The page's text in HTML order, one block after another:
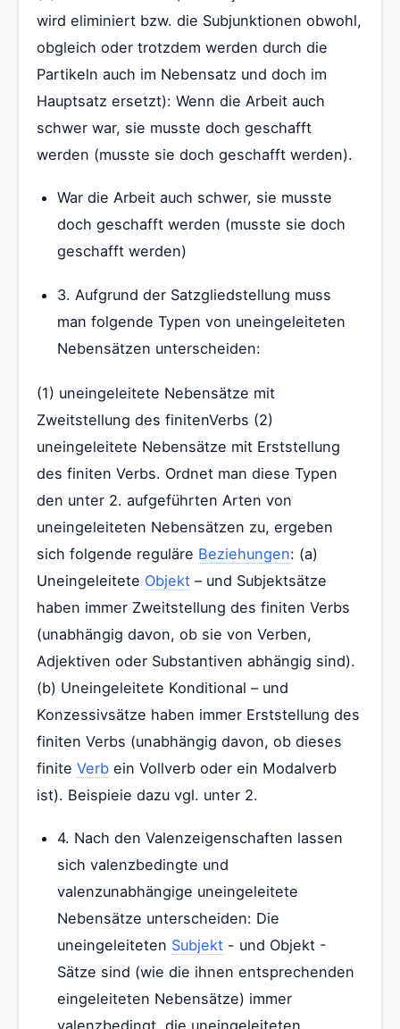
wird eliminiert bzw. die Subjunktionen obwohl,
obgleich oder trotzdem werden durch die
Partikeln auch im Nebensatz und doch im
Hauptsatz ersetzt): Wenn die Arbeit auch
schwer war, sie musste doch geschafft
werden (musste sie doch geschafft werden).
War die Arbeit auch schwer, sie musste
doch geschafft werden (musste sie doch
geschafft werden)
3. Aufgrund der Satzgliedstellung muss
man folgende Typen von uneingeleiteten
Nebensätzen unterscheiden:
(1) uneingeleitete Nebensätze mit
Zweitstellung des finitenVerbs (2)
uneingeleitete Nebensätze mit Erststellung
des finiten Verbs. Ordnet man diese Typen
den unter 2. aufgeführten Arten von
uneingeleiteten Nebensätzen zu, ergeben
sich folgende reguläre Beziehungen: (a)
Uneingeleitete Objekt – und Subjektsätze
haben immer Zweitstellung des finiten Verbs
(unabhängig davon, ob sie von Verben,
Adjektiven oder Substantiven abhängig sind).
(b) Uneingeleitete Konditional – und
Konzessivsätze haben immer Erststellung des
finiten Verbs (unabhängig davon, ob dieses
finite Verb ein Vollverb oder ein Modalverb
ist). Beispieie dazu vgl. unter 2.
4. Nach den Valenzeigenschaften lassen
sich valenzbedingte und
valenzunabhängige uneingeleitete
Nebensätze unterscheiden: Die
uneingeleiteten Subjekt- und Objekt -
Sätze sind (wie die ihnen entsprechenden
eingeleiteten Nebensätze) immer
valenzbedingt, die uneingeleiteten